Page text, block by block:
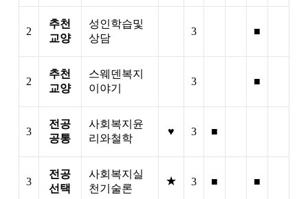
2
추천
교양
성인학습및
상담
3 ■
2
추천
교양
스웨덴복지
이야기
3 ■
3
전공
공통
사회복지윤
리와철학
♥ 3 ■
3
전공
선택
사회복지실
천기술론
★ 3 ■ ■